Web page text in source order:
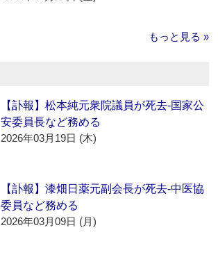
もっと見る »
【訃報】松本純元衆院議員が死去‐国家公
安委員長など務める
2026年03月19日 (木)
【訃報】漆畑日薬元副会長が死去‐中医協
委員など務める
2026年03月09日 (月)